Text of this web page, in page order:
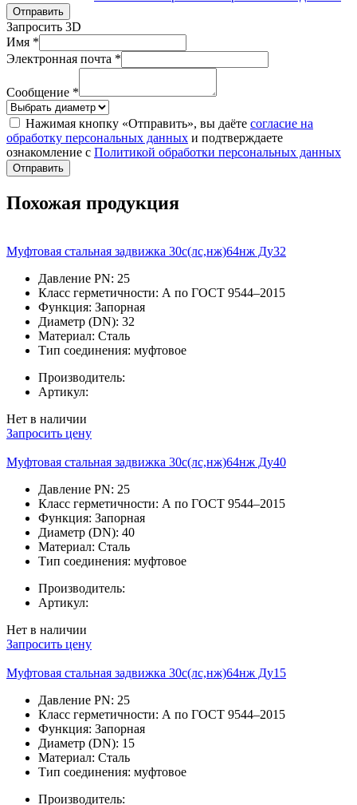
Отправить
Запросить 3D
Имя *
Электронная почта *
Сообщение *
Нажимая кнопку «Отправить», вы даёте согласие на
обработку персональных данных и подтверждаете
ознакомление с Политикой обработки персональных данных
Отправить
Похожая продукция
Муфтовая стальная задвижка 30с(лс,нж)64нж Ду32
Давление PN: 25
Класс герметичности: А по ГОСТ 9544–2015
Функция: Запорная
Диаметр (DN): 32
Материал: Сталь
Тип соединения: муфтовое
Производитель:
Артикул:
Нет в наличии
Запросить цену
Муфтовая стальная задвижка 30с(лс,нж)64нж Ду40
Давление PN: 25
Класс герметичности: А по ГОСТ 9544–2015
Функция: Запорная
Диаметр (DN): 40
Материал: Сталь
Тип соединения: муфтовое
Производитель:
Артикул:
Нет в наличии
Запросить цену
Муфтовая стальная задвижка 30с(лс,нж)64нж Ду15
Давление PN: 25
Класс герметичности: А по ГОСТ 9544–2015
Функция: Запорная
Диаметр (DN): 15
Материал: Сталь
Тип соединения: муфтовое
Производитель: